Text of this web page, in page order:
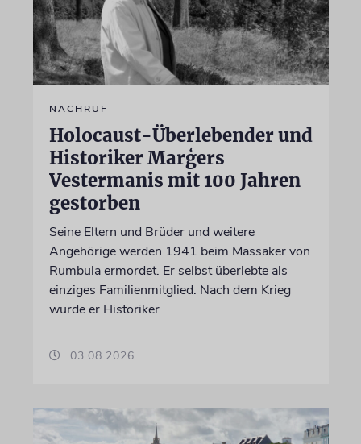
NACHRUF
Holocaust-Überlebender und
Historiker Marģers
Vestermanis mit 100 Jahren
gestorben
Seine Eltern und Brüder und weitere
Angehörige werden 1941 beim Massaker von
Rumbula ermordet. Er selbst überlebte als
einziges Familienmitglied. Nach dem Krieg
wurde er Historiker
03.08.2026